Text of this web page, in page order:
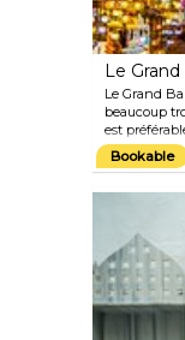
Le Grand
Le Grand
beaucoup
est
tasse de thé
Bazar
tissus ou
tout seul et
dans ses
Bookable